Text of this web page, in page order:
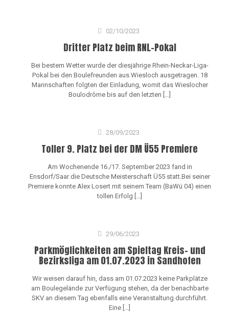
02/10/2023
Dritter Platz beim RNL-Pokal
Bei bestem Wetter wurde der diesjährige Rhein-Neckar-Liga-
Pokal bei den Boulefreunden aus Wiesloch ausgetragen. 18
Mannschaften folgten der Einladung, womit das Wieslocher
Boulodrôme bis auf den letzten […]
28/09/2023
Toller 9. Platz bei der DM Ü55 Premiere
Am Wochenende 16./17. September 2023 fand in
Ensdorf/Saar die Deutsche Meisterschaft Ü55 statt.Bei seiner
Premiere konnte Alex Losert mit seinem Team (BaWü 04) einen
tollen Erfolg […]
29/06/2023
Parkmöglichkeiten am Spieltag Kreis- und
Bezirksliga am 01.07.2023 in Sandhofen
Wir weisen darauf hin, dass am 01.07.2023 keine Parkplätze
am Boulegelände zur Verfügung stehen, da der benachbarte
SKV an diesem Tag ebenfalls eine Veranstaltung durchführt.
Eine […]